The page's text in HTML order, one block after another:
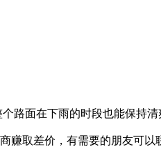
路面在下雨的时段也能保持
赚取差价，有需要的朋友可以